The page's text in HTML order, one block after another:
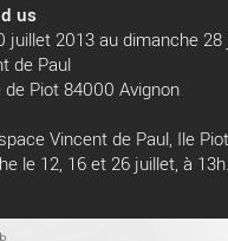
us
juillet 2013 au dimanche
de Paul
de Piot 84000 Avignon
Vincent de Paul, Ile
le 12, 16 et 26 juillet, à